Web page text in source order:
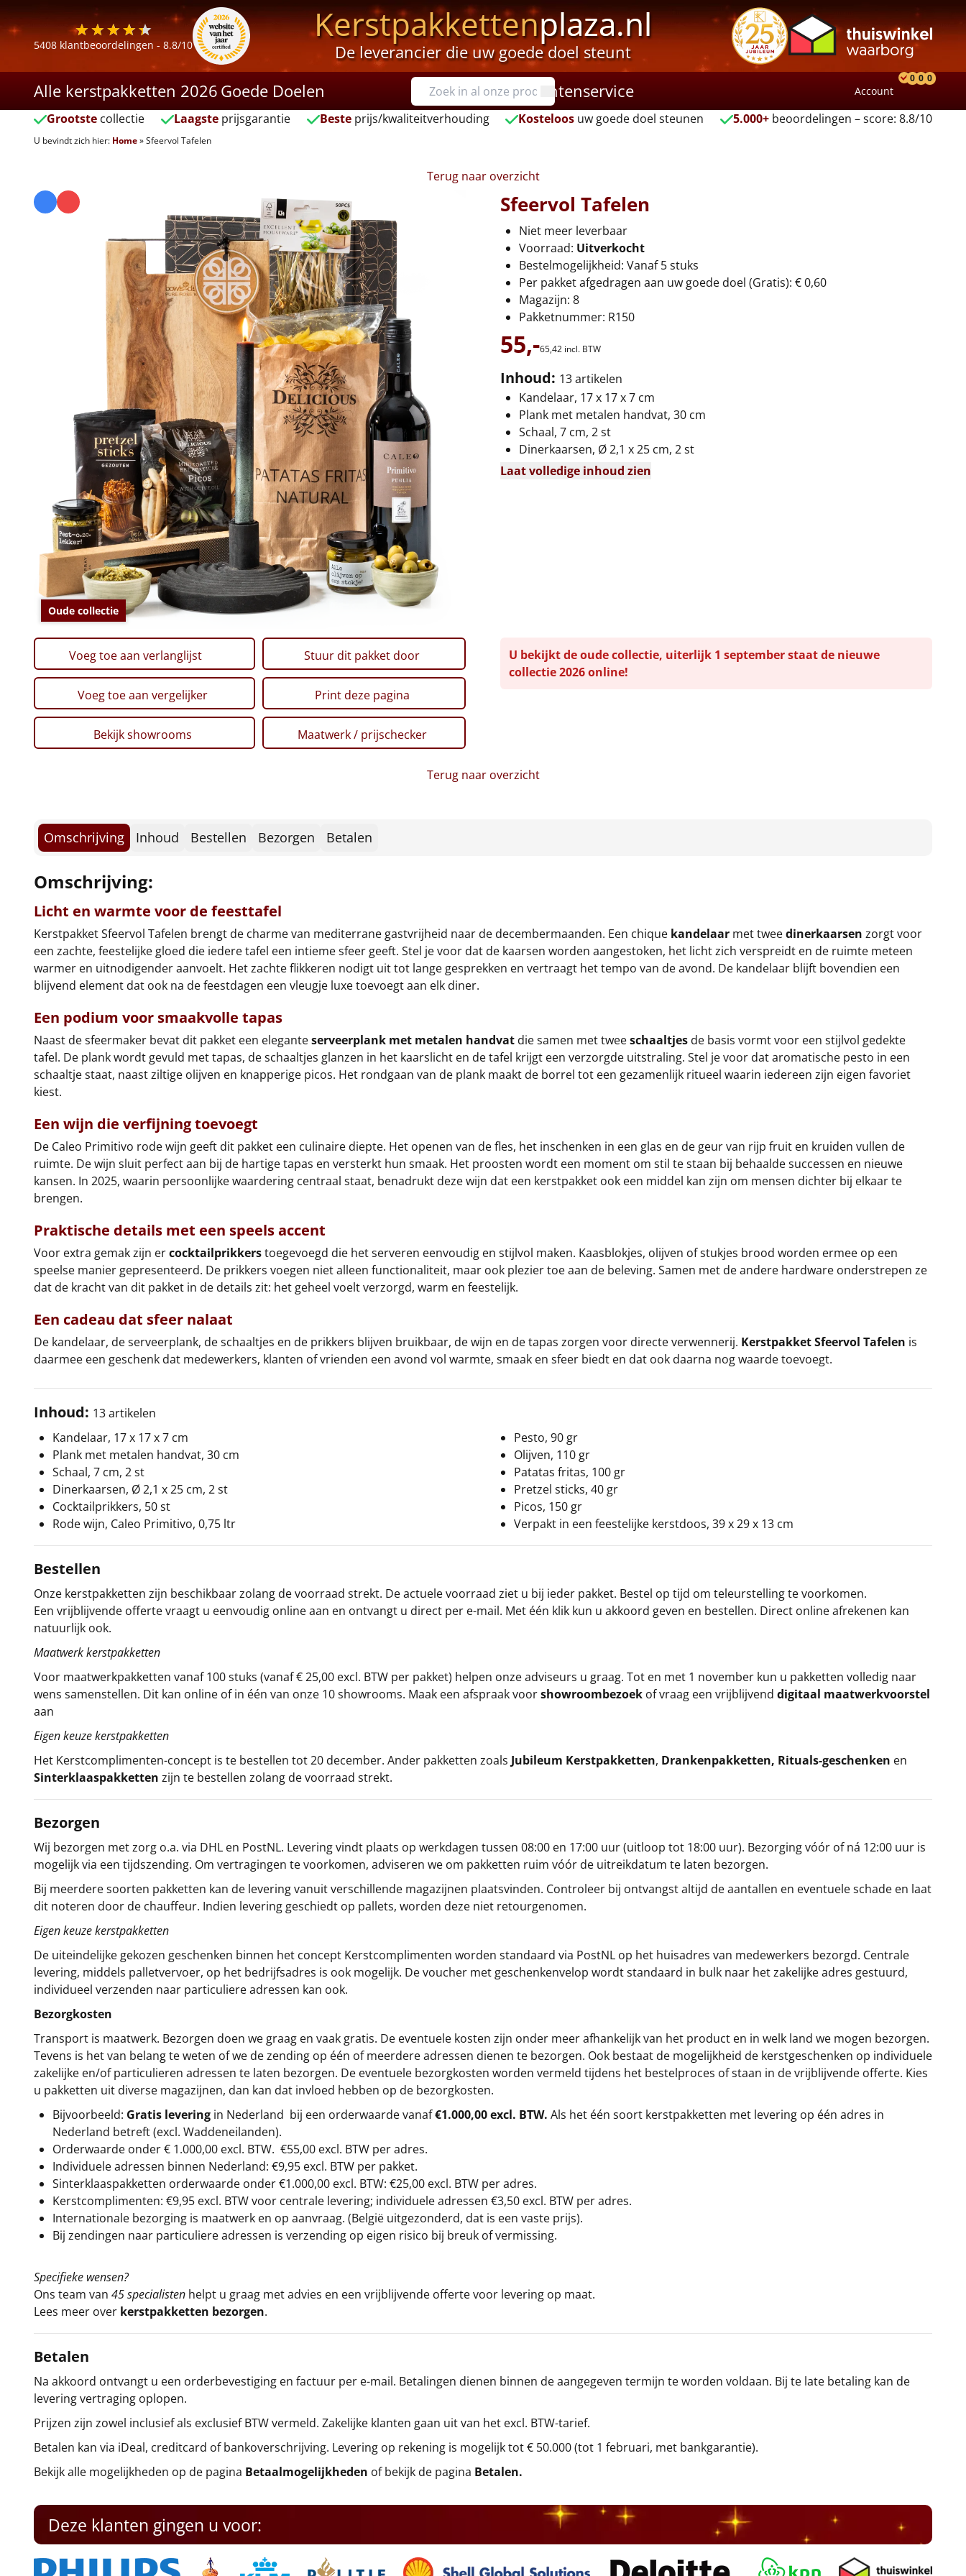
5408 klantbeoordelingen - 8.8/10 Kerstpakkettenplaza.nl
De leverancier die uw goede doel steunt
Alle kerstpakketten 2026 Goede Doelen Klantenservice Account
0 0 0
Grootste collectie Laagsteprijsgarantie Besteprijs/kwaliteitverhouding Kosteloos uw goede doel steunen 5.000+ beoordelingen – score: 8.8/10
U bevindt zich hier: Home»Sfeervol Tafelen
Terug naar overzicht
Oude collectie
Sfeervol Tafelen
Niet meer leverbaar
Voorraad: Uitverkocht
Bestelmogelijkheid: Vanaf 5 stuks
Per pakket afgedragen aan uw goede doel (Gratis): € 0,60
Magazijn: 8
Pakketnummer: R150
55,-65,42 incl. BTW
Inhoud: 13 artikelen
Kandelaar, 17 x 17 x 7 cm
Plank met metalen handvat, 30 cm
Schaal, 7 cm, 2 st
Dinerkaarsen, Ø 2,1 x 25 cm, 2 st
Laat volledige inhoud zien
Voeg toe aan verlanglijst Stuur dit pakket door
Voeg toe aan vergelijker Print deze pagina
Bekijk showrooms Maatwerk / prijschecker
U bekijkt de oude collectie, uiterlijk 1 september staat de nieuwe
collectie 2026 online!
Terug naar overzicht
Omschrijving Inhoud Bestellen Bezorgen Betalen
Omschrijving:
Licht en warmte voor de feesttafel
Kerstpakket Sfeervol Tafelen brengt de charme van mediterrane gastvrijheid naar de decembermaanden. Een chique kandelaar met tweedinerkaarsen zorgt voor
een zachte, feestelijke gloed die iedere tafel een intieme sfeer geeft. Stel je voor dat de kaarsen worden aangestoken, het licht zich verspreidt en de ruimte meteen
warmer en uitnodigender aanvoelt. Het zachte flikkeren nodigt uit tot lange gesprekken en vertraagt het tempo van de avond. De kandelaar blijft bovendien een
blijvend element dat ook na de feestdagen een vleugje luxe toevoegt aan elk diner.
Een podium voor smaakvolle tapas
Naast de sfeermaker bevat dit pakket een eleganteserveerplank met metalen handvat die samen met tweeschaaltjes de basis vormt voor een stijlvol gedekte
tafel. De plank wordt gevuld met tapas, de schaaltjes glanzen in het kaarslicht en de tafel krijgt een verzorgde uitstraling. Stel je voor dat aromatische pesto in een
schaaltje staat, naast ziltige olijven en knapperige picos. Het rondgaan van de plank maakt de borrel tot een gezamenlijk ritueel waarin iedereen zijn eigen favoriet
kiest.
Een wijn die verfijning toevoegt
De Caleo Primitivo rode wijn geeft dit pakket een culinaire diepte. Het openen van de fles, het inschenken in een glas en de geur van rijp fruit en kruiden vullen de
ruimte. De wijn sluit perfect aan bij de hartige tapas en versterkt hun smaak. Het proosten wordt een moment om stil te staan bij behaalde successen en nieuwe
kansen. In 2025, waarin persoonlijke waardering centraal staat, benadrukt deze wijn dat een kerstpakket ook een middel kan zijn om mensen dichter bij elkaar te
brengen.
Praktische details met een speels accent
Voor extra gemak zijn ercocktailprikkerstoegevoegd die het serveren eenvoudig en stijlvol maken. Kaasblokjes, olijven of stukjes brood worden ermee op een
speelse manier gepresenteerd. De prikkers voegen niet alleen functionaliteit, maar ook plezier toe aan de beleving. Samen met de andere hardware onderstrepen ze
dat de kracht van dit pakket in de details zit: het geheel voelt verzorgd, warm en feestelijk.
Een cadeau dat sfeer nalaat
De kandelaar, de serveerplank, de schaaltjes en de prikkers blijven bruikbaar, de wijn en de tapas zorgen voor directe verwennerij. Kerstpakket Sfeervol Tafelen is
daarmee een geschenk dat medewerkers, klanten of vrienden een avond vol warmte, smaak en sfeer biedt en dat ook daarna nog waarde toevoegt.
Inhoud: 13 artikelen
Kandelaar, 17 x 17 x 7 cm
Plank met metalen handvat, 30 cm
Schaal, 7 cm, 2 st
Dinerkaarsen, Ø 2,1 x 25 cm, 2 st
Cocktailprikkers, 50 st
Rode wijn, Caleo Primitivo, 0,75 ltr
Pesto, 90 gr
Olijven, 110 gr
Patatas fritas, 100 gr
Pretzel sticks, 40 gr
Picos, 150 gr
Verpakt in een feestelijke kerstdoos, 39 x 29 x 13 cm
Bestellen
Onze kerstpakketten zijn beschikbaar zolang de voorraad strekt. De actuele voorraad ziet u bij ieder pakket. Bestel op tijd om teleurstelling te voorkomen.
Een vrijblijvende offerte vraagt u eenvoudig online aan en ontvangt u direct per e-mail. Met één klik kun u akkoord geven en bestellen. Direct online afrekenen kan
natuurlijk ook.
Maatwerk kerstpakketten
Voor maatwerkpakketten vanaf 100 stuks (vanaf € 25,00 excl. BTW per pakket) helpen onze adviseurs u graag. Tot en met 1 november kun u pakketten volledig naar
wens samenstellen. Dit kan online of in één van onze 10 showrooms. Maak een afspraak voorshowroombezoek of vraag een vrijblijvend digitaal maatwerkvoorstel
aan
Eigen keuze kerstpakketten
Het Kerstcomplimenten-concept is te bestellen tot 20 december. Ander pakketten zoals Jubileum Kerstpakketten, Drankenpakketten, Rituals-geschenken en
Sinterklaaspakketten zijn te bestellen zolang de voorraad strekt.
Bezorgen
Wij bezorgen met zorg o.a. via DHL en PostNL. Levering vindt plaats op werkdagen tussen 08:00 en 17:00 uur (uitloop tot 18:00 uur). Bezorging vóór of ná 12:00 uur is
mogelijk via een tijdszending. Om vertragingen te voorkomen, adviseren we om pakketten ruim vóór de uitreikdatum te laten bezorgen.
Bij meerdere soorten pakketten kan de levering vanuit verschillende magazijnen plaatsvinden. Controleer bij ontvangst altijd de aantallen en eventuele schade en laat
dit noteren door de chauffeur. Indien levering geschiedt op pallets, worden deze niet retourgenomen.
Eigen keuze kerstpakketten
De uiteindelijke gekozen geschenken binnen het concept Kerstcomplimenten worden standaard via PostNL op het huisadres van medewerkers bezorgd. Centrale
levering, middels palletvervoer, op het bedrijfsadres is ook mogelijk. De voucher met geschenkenvelop wordt standaard in bulk naar het zakelijke adres gestuurd,
individueel verzenden naar particuliere adressen kan ook.
Bezorgkosten
Transport is maatwerk. Bezorgen doen we graag en vaak gratis. De eventuele kosten zijn onder meer afhankelijk van het product en in welk land we mogen bezorgen.
Tevens is het van belang te weten of we de zending op één of meerdere adressen dienen te bezorgen. Ook bestaat de mogelijkheid de kerstgeschenken op individuele
zakelijke en/of particulieren adressen te laten bezorgen. De eventuele bezorgkosten worden vermeld tijdens het bestelproces of staan in de vrijblijvende offerte. Kies
u pakketten uit diverse magazijnen, dan kan dat invloed hebben op de bezorgkosten.
Bijvoorbeeld: Gratis levering in Nederland bij een orderwaarde vanaf€1.000,00 excl. BTW. Als het één soort kerstpakketten met levering op één adres in
Nederland betreft (excl. Waddeneilanden).
Orderwaarde onder € 1.000,00 excl. BTW. €55,00 excl. BTW per adres.
Individuele adressen binnen Nederland: €9,95 excl. BTW per pakket.
Sinterklaaspakketten orderwaarde onder €1.000,00 excl. BTW: €25,00 excl. BTW per adres.
Kerstcomplimenten: €9,95 excl. BTW voor centrale levering; individuele adressen €3,50 excl. BTW per adres.
Internationale bezorging is maatwerk en op aanvraag. (België uitgezonderd, dat is een vaste prijs).
Bij zendingen naar particuliere adressen is verzending op eigen risico bij breuk of vermissing.
Specifieke wensen?
Ons team van 45 specialisten helpt u graag met advies en een vrijblijvende offerte voor levering op maat.
Lees meer over kerstpakketten bezorgen.
Betalen
Na akkoord ontvangt u een orderbevestiging en factuur per e-mail. Betalingen dienen binnen de aangegeven termijn te worden voldaan. Bij te late betaling kan de
levering vertraging oplopen.
Prijzen zijn zowel inclusief als exclusief BTW vermeld. Zakelijke klanten gaan uit van het excl. BTW-tarief.
Betalen kan via iDeal, creditcard of bankoverschrijving. Levering op rekening is mogelijk tot € 50.000 (tot 1 februari, met bankgarantie).
Bekijk alle mogelijkheden op de pagina Betaalmogelijkheden of bekijk de pagina Betalen.
Deze klanten gingen u voor: